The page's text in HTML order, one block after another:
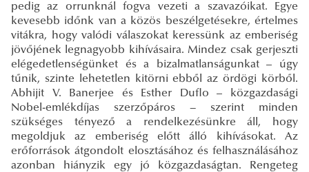
pedig az orrunknál fogva vezeti a szavazóikat. Egye
kevesebb időnk van a közös beszélgetésekre, értelmes
vitákra, hogy valódi válaszokat keressünk az emberiség
jövőjének legnagyobb kihívásaira. Mindez csak gerjeszti
elégedetlenségünket és a bizalmatlanságunkat – úgy
tűnik, szinte lehetetlen kitörni ebből az ördögi körből.
Abhijit V. Banerjee és Esther Duflo – közgazdasági
Nobel-emlékdíjas szerzőpáros − szerint minden
szükséges tényező a rendelkezésünkre áll, hogy
megoldjuk az emberiség előtt álló kihívásokat. Az
erőforrások átgondolt elosztásához és felhasználásához
azonban hiányzik egy jó közgazdaságtan. Rengeteg